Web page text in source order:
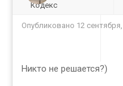
Кодекс
Опубликовано 12
Никто не решается?)